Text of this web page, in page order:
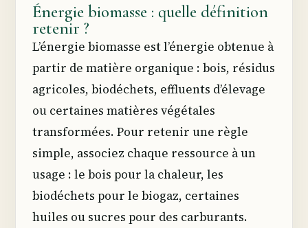
Énergie biomasse : quelle définition
retenir ?
L’énergie biomasse est l’énergie obtenue à
partir de matière organique : bois, résidus
agricoles, biodéchets, effluents d’élevage
ou certaines matières végétales
transformées. Pour retenir une règle
simple, associez chaque ressource à un
usage : le bois pour la chaleur, les
biodéchets pour le biogaz, certaines
huiles ou sucres pour des carburants.